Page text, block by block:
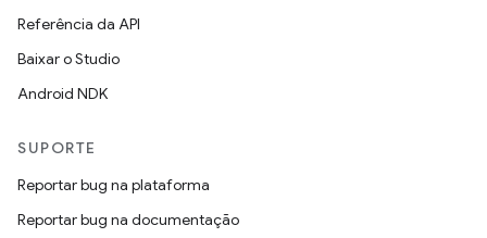
Referência da API
Baixar o Studio
Android NDK
SUPORTE
Reportar bug na plataforma
Reportar bug na documentação